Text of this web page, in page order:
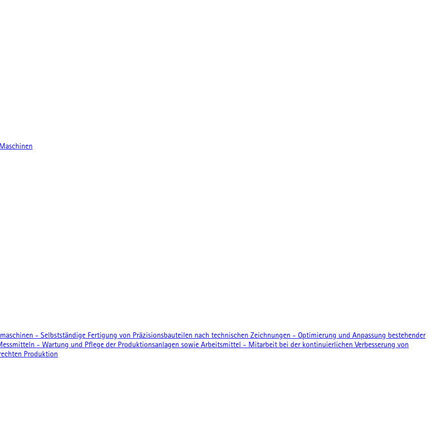
- Selbstständige Fertigung von Präzisionsbauteilen nach technischen Zeichnungen - Optimierung und Anpassung bestehender
- Wartung und Pflege der Produktionsanlagen sowie Arbeitsmittel - Mitarbeit bei der kontinuierlichen Verbesserung von
Produktion